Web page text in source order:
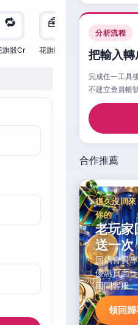
🔁
旗骰Cr
🧰
花旗骰Cr
🧮
花旗骰Cr 花
分析流程
把輸入
完成任一工具
不建立會員帳號
合作推薦
很久沒回
你的
老玩家
送一次
回鍋會員
優惠頁面
用問客服。
領回